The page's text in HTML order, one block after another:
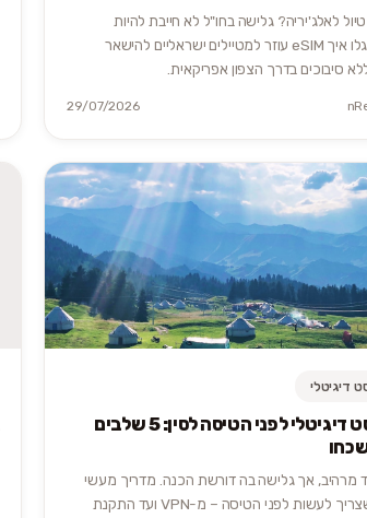
לאלג'יריה? גלישה בחו"ל לא חייבת להיות
מסובכת. גלו איך eSIM עוזר למטיילים ישראליים להישאר
סיבוכים בדרך הצפון אפריקאית.
29/07/2026
דיגיטלי
צ'ק-ליסט דיגיטלי לפני הטיסה לסין: 5 שלבים
מרהיב, אך גלישה בה דורשת הכנה. מדריך מעשי
לכל מה שצריך לעשות לפני הטיסה – מ-VPN ועד התקנת